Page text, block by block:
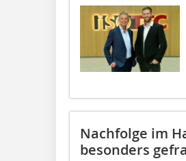
Nachfolge im
besonders